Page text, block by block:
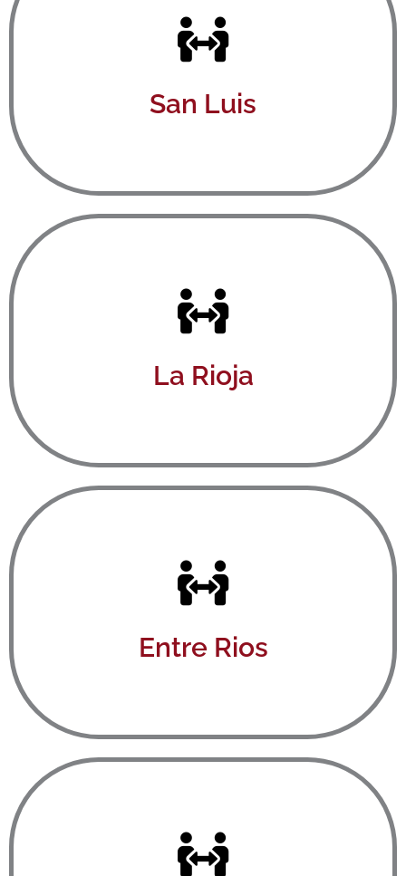
San Luis
Ver aquí
La Rioja
Ver aquí
Entre Rios
Ver aquí